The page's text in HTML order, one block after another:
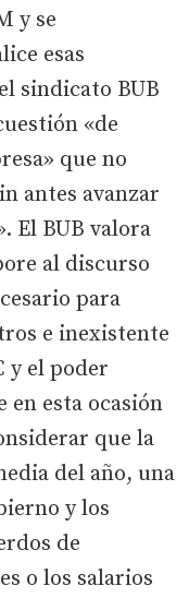
y se
esas
sindicato BUB
«de
que no
antes avanzar
El BUB valora
al discurso
para
e inexistente
y el poder
en esta ocasión
que la
del año, una
y los
de
o los salarios